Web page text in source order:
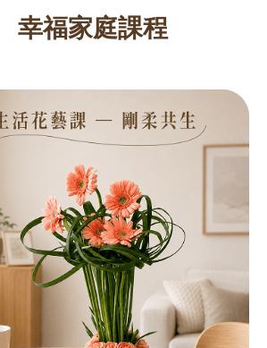
幸福家庭課程